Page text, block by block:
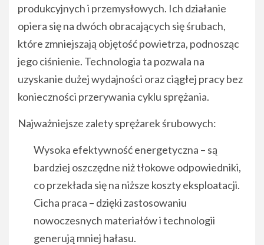
produkcyjnych i przemysłowych. Ich działanie
opiera się na dwóch obracających się śrubach,
które zmniejszają objętość powietrza, podnosząc
jego ciśnienie. Technologia ta pozwala na
uzyskanie dużej wydajności oraz ciągłej pracy bez
konieczności przerywania cyklu sprężania.
Najważniejsze zalety sprężarek śrubowych:
Wysoka efektywność energetyczna – są
bardziej oszczędne niż tłokowe odpowiedniki,
co przekłada się na niższe koszty eksploatacji.
Cicha praca – dzięki zastosowaniu
nowoczesnych materiałów i technologii
generują mniej hałasu.